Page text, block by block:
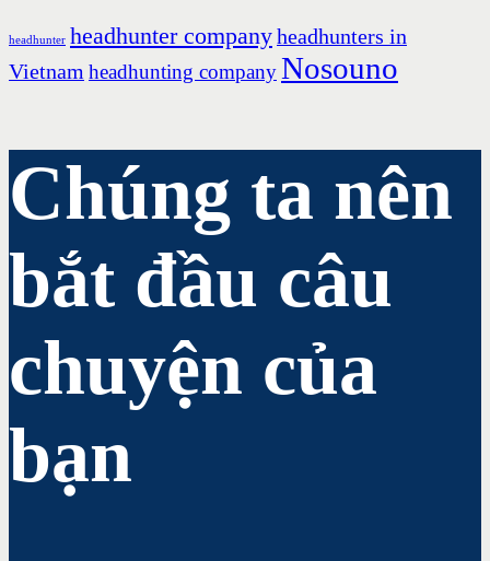
headhunter headhunter companyheadhunters in
Vietnam headhunting companyNosouno
Chúng ta nên
bắt đầu câu
chuyện của
bạn